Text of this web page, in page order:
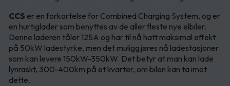
CCS er en forkortelse for Combined Charging System, og er
en hurtiglader som benyttes av de aller fleste nye elbiler.
Denne laderen tåler 125A og har til nå hatt maksimal effekt
på 50kW ladestyrke, men det muliggjøres nå ladestasjoner
som kan levere 150kW-350kW. Det betyr at man kan lade
lynraskt, 300-400km på et kvarter, om bilen kan ta imot
dette.